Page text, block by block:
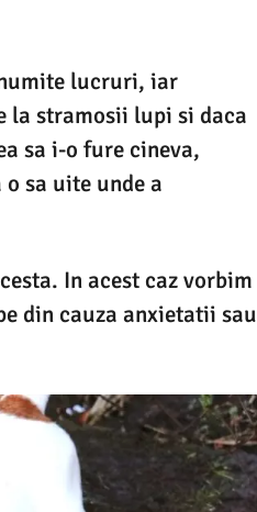
lucruri, iar
la stramosii lupi si daca
sa i-o fure cineva,
sa uite unde a
In acest caz vorbim
din cauza anxietatii sau